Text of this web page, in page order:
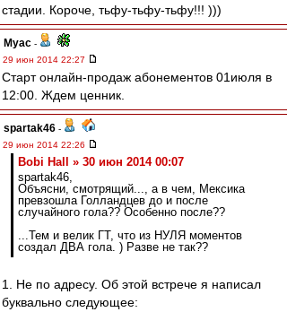
стадии. Короче, тьфу-тьфу-тьфу!!! )))
Myac -
29 июн 2014 22:27
Старт онлайн-продаж абонементов 01июля в
12:00. Ждем ценник.
spartak46 -
29 июн 2014 22:26
Bobi Hall » 30 июн 2014 00:07
spartak46,
Объясни, смотрящий..., а в чем, Мексика
превзошла Голландцев до и после
случайного гола?? Особенно после??
...Тем и велик ГТ, что из НУЛЯ моментов
создал ДВА гола. ) Разве не так??
1. Не по адресу. Об этой встрече я написал
буквально следующее: